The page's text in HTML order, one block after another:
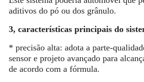
aditivos do pó ou dos grânulo.
3, características principais do
* precisão alta: adota a parte-
sensor e projeto avançado para
de acordo com a fórmula.